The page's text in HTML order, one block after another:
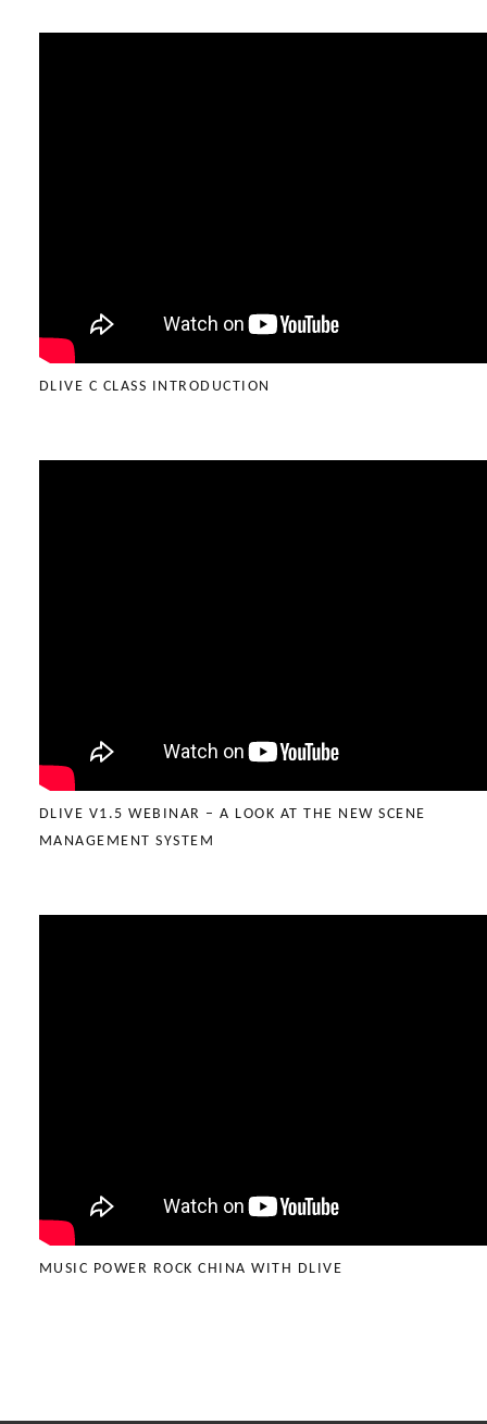
DLIVE C CLASS INTRODUCTION
DLIVE V1.5 WEBINAR – A LOOK AT THE NEW SCENE
MANAGEMENT SYSTEM
MUSIC POWER ROCK CHINA WITH DLIVE